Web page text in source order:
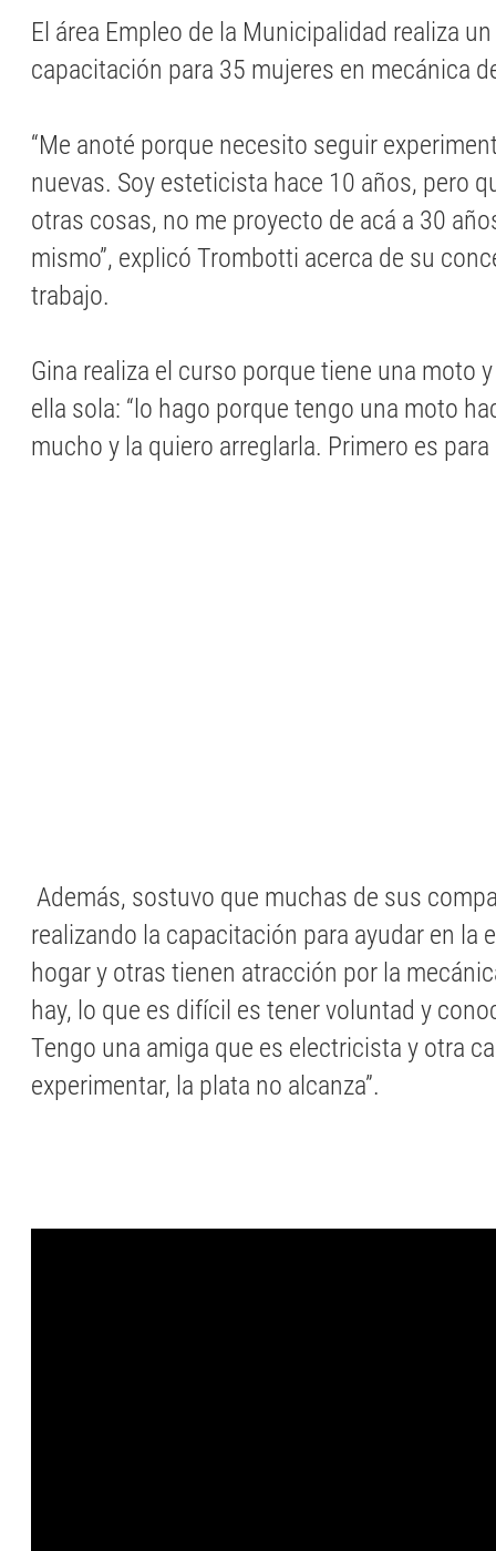
El área Empleo de la Municipalidad realiza
capacitación para 35 mujeres en mecánica
“Me anoté porque necesito seguir
nuevas. Soy esteticista hace 10 años, pero
otras cosas, no me proyecto de acá a 30
mismo”, explicó Trombotti acerca de su
trabajo.
Gina realiza el curso porque tiene una moto
ella sola: “lo hago porque tengo una moto
mucho y la quiero arreglarla. Primero es para
Además, sostuvo que muchas de sus
realizando la capacitación para ayudar en la
hogar y otras tienen atracción por la
hay, lo que es difícil es tener voluntad y
Tengo una amiga que es electricista y otra
experimentar, la plata no alcanza”.